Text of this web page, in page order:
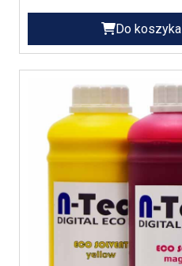
Do koszyka